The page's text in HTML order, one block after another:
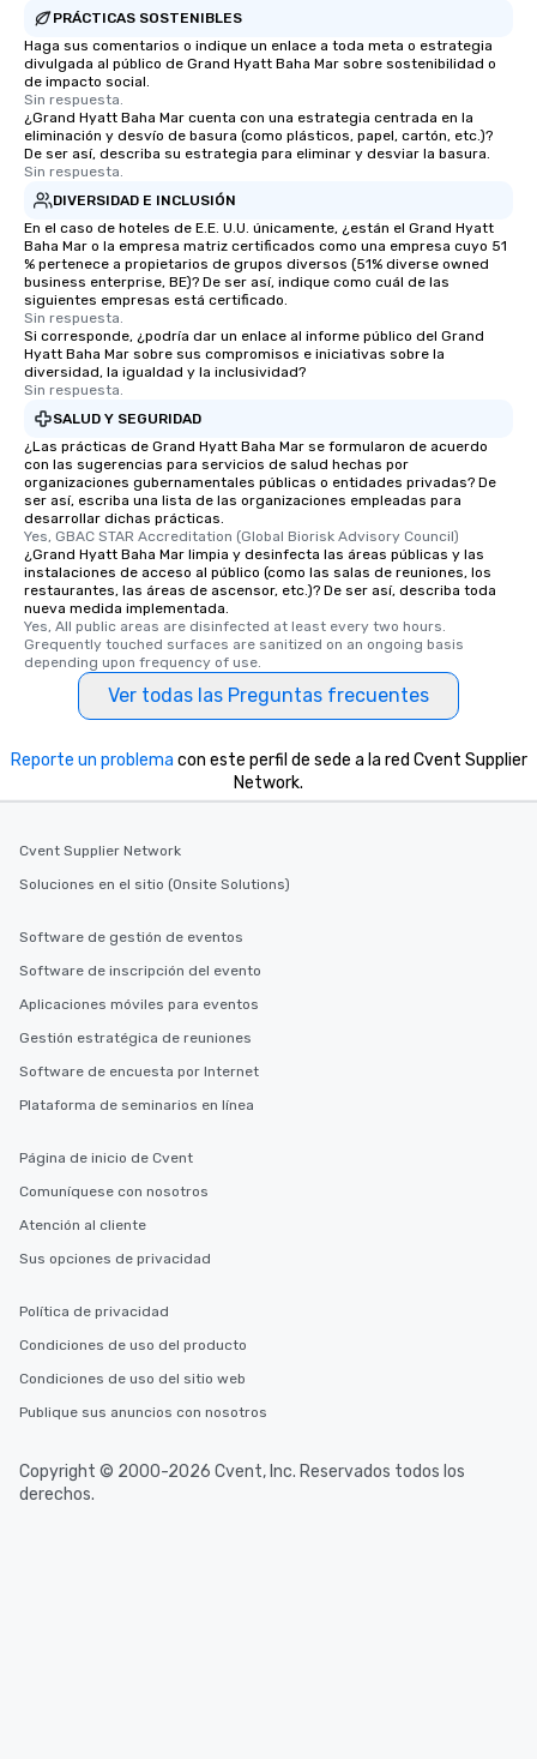
PRÁCTICAS SOSTENIBLES
Haga sus comentarios o indique un enlace a toda meta o estrategia
divulgada al público de Grand Hyatt Baha Mar sobre sostenibilidad o
de impacto social.
Sin respuesta.
¿Grand Hyatt Baha Mar cuenta con una estrategia centrada en la
eliminación y desvío de basura (como plásticos, papel, cartón, etc.)?
De ser así, describa su estrategia para eliminar y desviar la basura.
Sin respuesta.
DIVERSIDAD E INCLUSIÓN
En el caso de hoteles de E.E. U.U. únicamente, ¿están el Grand Hyatt
Baha Mar o la empresa matriz certificados como una empresa cuyo 51
% pertenece a propietarios de grupos diversos (51% diverse owned
business enterprise, BE)? De ser así, indique como cuál de las
siguientes empresas está certificado.
Sin respuesta.
Si corresponde, ¿podría dar un enlace al informe público del Grand
Hyatt Baha Mar sobre sus compromisos e iniciativas sobre la
diversidad, la igualdad y la inclusividad?
Sin respuesta.
SALUD Y SEGURIDAD
¿Las prácticas de Grand Hyatt Baha Mar se formularon de acuerdo
con las sugerencias para servicios de salud hechas por
organizaciones gubernamentales públicas o entidades privadas? De
ser así, escriba una lista de las organizaciones empleadas para
desarrollar dichas prácticas.
Yes, GBAC STAR Accreditation (Global Biorisk Advisory Council)
¿Grand Hyatt Baha Mar limpia y desinfecta las áreas públicas y las
instalaciones de acceso al público (como las salas de reuniones, los
restaurantes, las áreas de ascensor, etc.)? De ser así, describa toda
nueva medida implementada.
Yes, All public areas are disinfected at least every two hours.
Grequently touched surfaces are sanitized on an ongoing basis
depending upon frequency of use.
Ver todas las Preguntas frecuentes
Reporte un problema con este perfil de sede a la red Cvent Supplier
Network.
Cvent Supplier Network
Soluciones en el sitio (Onsite Solutions)
Software de gestión de eventos
Software de inscripción del evento
Aplicaciones móviles para eventos
Gestión estratégica de reuniones
Software de encuesta por Internet
Plataforma de seminarios en línea
Página de inicio de Cvent
Comuníquese con nosotros
Atención al cliente
Sus opciones de privacidad
Política de privacidad
Condiciones de uso del producto
Condiciones de uso del sitio web
Publique sus anuncios con nosotros
Copyright © 2000-2026 Cvent, Inc. Reservados todos los
derechos.